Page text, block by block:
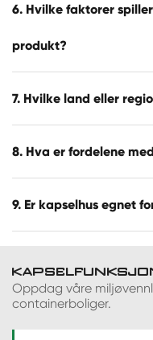
6. Hvilke faktorer
produkt?
7. Hvilke land eller
8. Hva er fordelene
9. Er kapselhus egnet
Oppdag våre
containerboliger.